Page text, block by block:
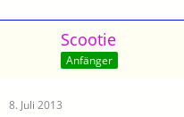
Scootie
Anfänger
8. Juli 2013